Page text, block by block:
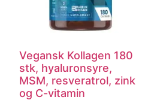
Vegansk Kollagen 180
stk, hyaluronsyre,
MSM, resveratrol, zink
og C-vitamin